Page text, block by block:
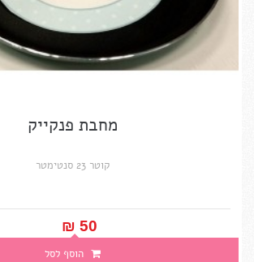
מחבת פנקייק
קוטר 23 סנטימטר
50 ₪‎
הוסף לסל